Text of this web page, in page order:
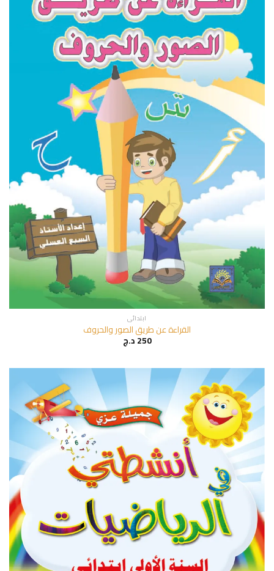
ابتدائي
القراءة عن طريق الصور والحروف
250د.ج